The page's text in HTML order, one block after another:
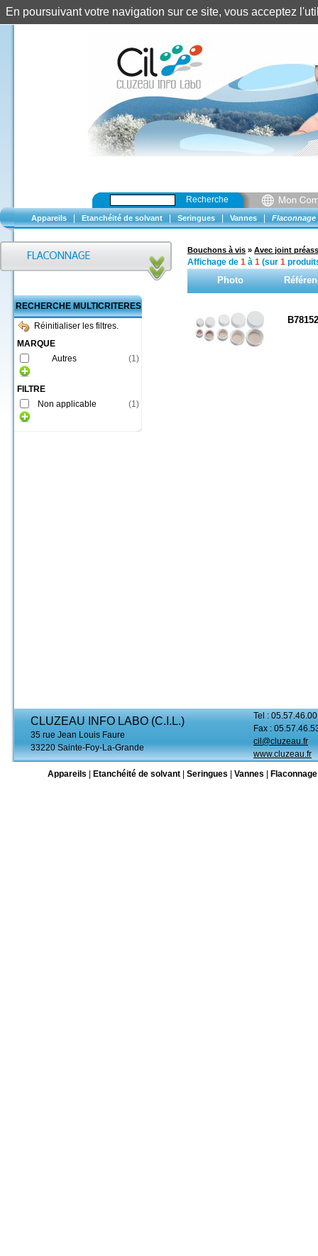
Recherche
Appareils Etanchéité de solvant Seringues Vannes Flaconnage
RECHERCHE MULTICRITERES
Réinitialiser les filtres.
MARQUE
Autres
(1)
FILTRE
Non applicable
(1)
Bouchons à vis » Avec joint
Affichage de 1 à 1 (sur 1
Photo
CLUZEAU INFO LABO (C.I.L.)
35 rue Jean Louis Faure
33220 Sainte-Foy-La-Grande
Tel :
Fax :
cil@cluzeau.fr
www.cluzeau.fr
Appareils
Etanchéité de solvant Seringues Vannes Flaconnage
En poursuivant votre navigation sur ce site, vous acceptez